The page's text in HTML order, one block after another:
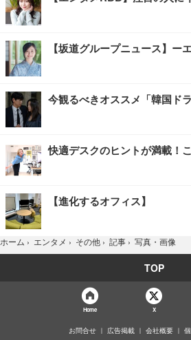
【坂道グループニュース】ー
今観るべきオススメ「韓国ドラ
快適デスクのヒントが満載！
【進化するオフィス】
ホーム › エンタメ › その他 › 記事 › 写真・画像
TOP
Home X
お問合せ 広告掲載 会社概要